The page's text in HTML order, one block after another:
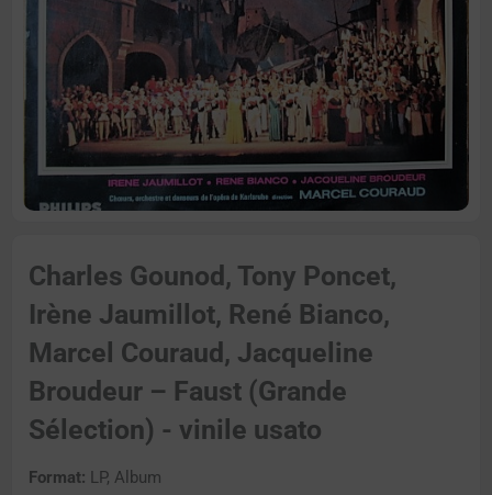
Charles Gounod, Tony Poncet,
Irène Jaumillot, René Bianco,
Marcel Couraud, Jacqueline
Broudeur – Faust (Grande
Sélection) - vinile usato
Format: LP, Album